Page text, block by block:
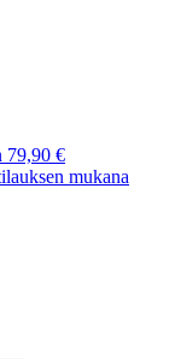
79,90 €
mukana